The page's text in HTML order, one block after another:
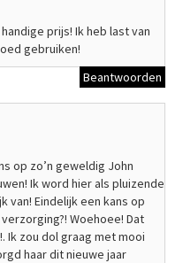
prijs! Ik heb last van
gebruiken!
Beantwoorden
op zo’n geweldig John
Ik word hier als pluizende
Eindelijk een kans op
Woehoee! Dat
Ik zou dol graag met mooi
haar dit nieuwe jaar